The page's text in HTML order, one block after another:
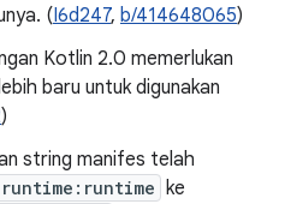
(I6d247, b/414648065)
Kotlin 2.0 memerlukan
baru untuk digunakan
)
string manifes telah
ke